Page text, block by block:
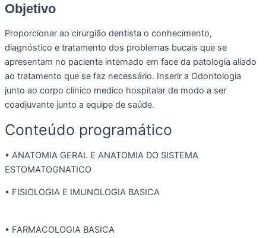
Objetivo
Proporcionar ao cirurgião dentista o conhecimento,
diagnóstico e tratamento dos problemas bucais que se
apresentam no paciente internado em face da patologia aliado
ao tratamento que se faz necessário. Inserir a Odontologia
junto ao corpo clinico medico hospitalar de modo a ser
coadjuvante junto a equipe de saúde.
Conteúdo programático​
• ANATOMIA GERAL E ANATOMIA DO SISTEMA
ESTOMATOGNATICO
• FISIOLOGIA E IMUNOLOGIA BASICA
• FARMACOLOGIA BASICA